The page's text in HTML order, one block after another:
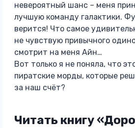
невероятный шанс – меня
лучшую команду галактики.
верится! Что самое
не чувствую привычного
смотрит на меня Айн…
Вот только я не поняла, что
пиратские морды, которые
за наш счёт?
Читать книгу